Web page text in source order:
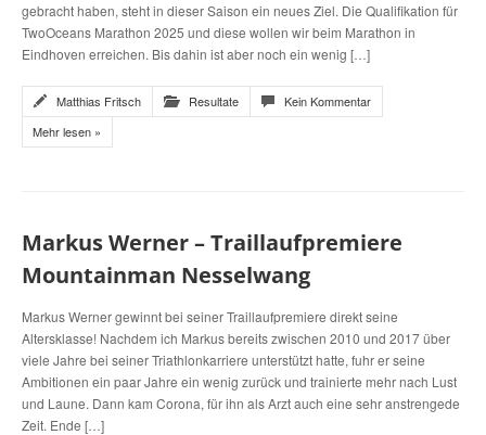
gebracht haben, steht in dieser Saison ein neues Ziel. Die Qualifikation für
TwoOceans Marathon 2025 und diese wollen wir beim Marathon in
Eindhoven erreichen. Bis dahin ist aber noch ein wenig […]
Matthias Fritsch Resultate
Kein Kommentar
Mehr lesen »
Markus Werner – Traillaufpremiere
Mountainman Nesselwang
Markus Werner gewinnt bei seiner Traillaufpremiere direkt seine
Altersklasse! Nachdem ich Markus bereits zwischen 2010 und 2017 über
viele Jahre bei seiner Triathlonkarriere unterstützt hatte, fuhr er seine
Ambitionen ein paar Jahre ein wenig zurück und trainierte mehr nach Lust
und Laune. Dann kam Corona, für ihn als Arzt auch eine sehr anstrengede
Zeit. Ende […]